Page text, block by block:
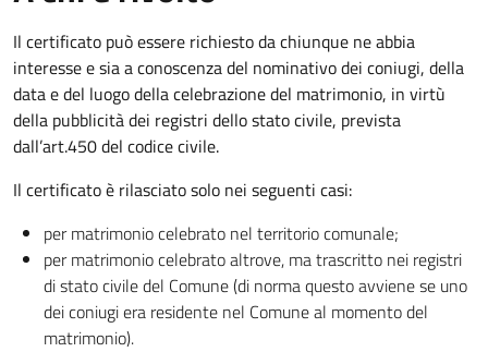
Il certificato può essere richiesto da chiunque ne abbia
interesse e sia a conoscenza del nominativo dei coniugi, della
data e del luogo della celebrazione del matrimonio, in virtù
della pubblicità dei registri dello stato civile, prevista
dall’art.450 del codice civile.
Il certificato è rilasciato solo nei seguenti casi:
per matrimonio celebrato nel territorio comunale;
per matrimonio celebrato altrove, ma trascritto nei registri
di stato civile del Comune (di norma questo avviene se uno
dei coniugi era residente nel Comune al momento del
matrimonio).